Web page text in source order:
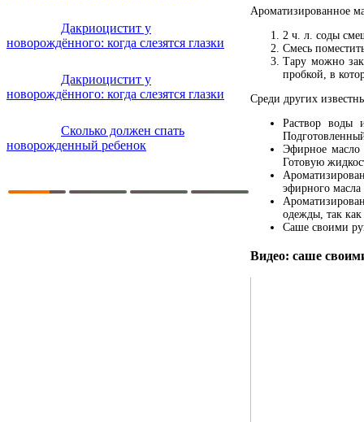
Дакриоцистит у
новорождённого: когда слезятся глазки
Дакриоцистит у
новорождённого: когда слезятся глазки
Сколько должен спать
новорожденный ребенок
Ароматизированное
2 ч. л. соды
Смесь
Тару можно
пробкой, в
Среди других
Раствор воды
Эфирное масло
Готовую
эфирного
одежды, так как
Саше своими
Видео: саше